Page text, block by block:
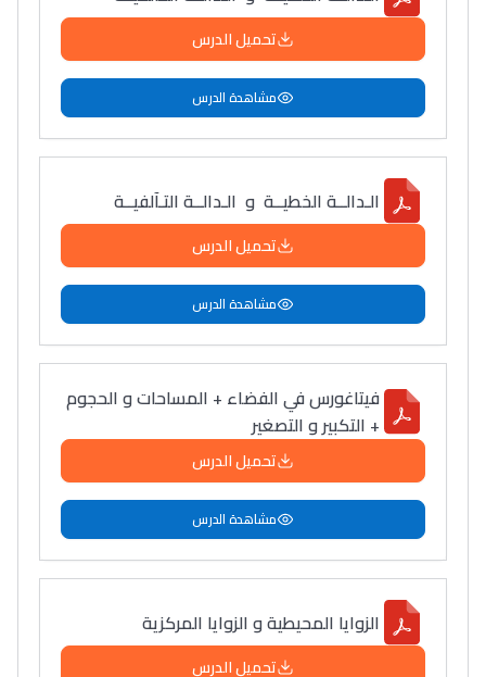
Lycée Maroc
تحميل الدرس
مشاهدة الدرس
الـدالــة الخطيــة و الـدالــة التـآلفيــة
تحميل الدرس
مشاهدة الدرس
فيتاغورس في الفضاء + المساحات و الحجوم
+ التكبير و التصغير
تحميل الدرس
مشاهدة الدرس
الزوايا المحيطية و الزوايا المركزية
تحميل الدرس